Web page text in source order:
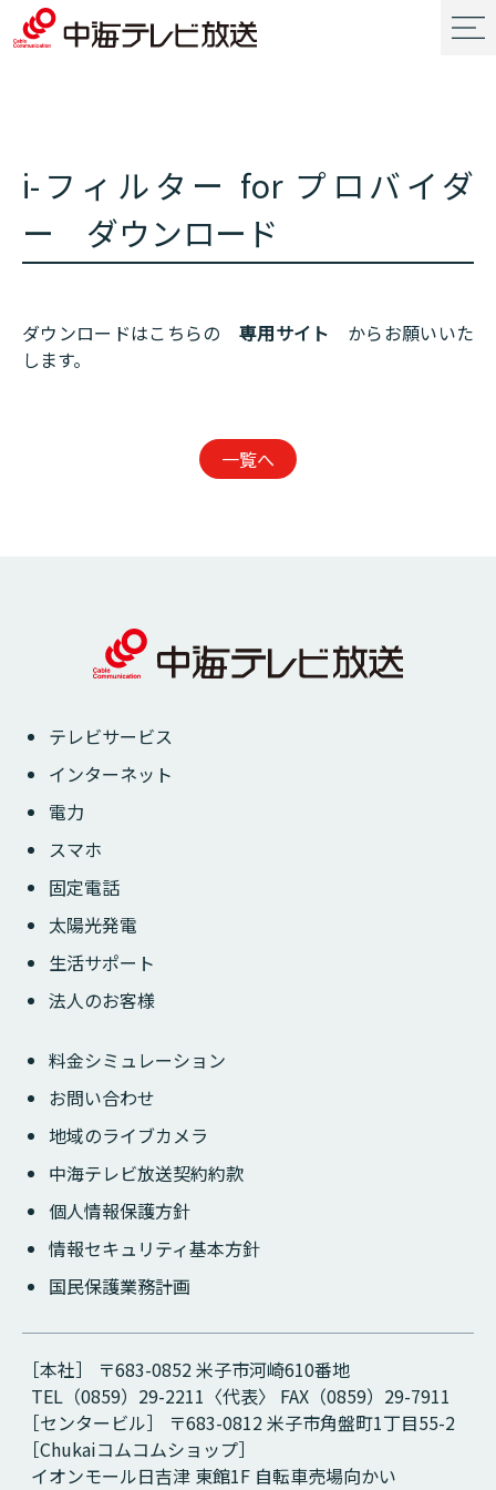
i-フィルター for プロバイダ
ー ダウンロード
ダウンロードはこちらの 専用サイト
からお願いいた
します。
一覧へ
テレビサービス
インターネット
電力
スマホ
固定電話
太陽光発電
生活サポート
法人のお客様
料金シミュレーション
お問い合わせ
地域のライブカメラ
中海テレビ放送契約約款
個人情報保護方針
情報セキュリティ基本方針
国民保護業務計画
［本社］ 〒683-0852 米子市河崎610番地
TEL（0859）29-2211〈代表〉 FAX（0859）29-7911
［センタービル］ 〒683-0812 米子市角盤町1丁目55-2
［Chukaiコムコムショップ］
イオンモール日吉津 東館1F 自転車売場向かい